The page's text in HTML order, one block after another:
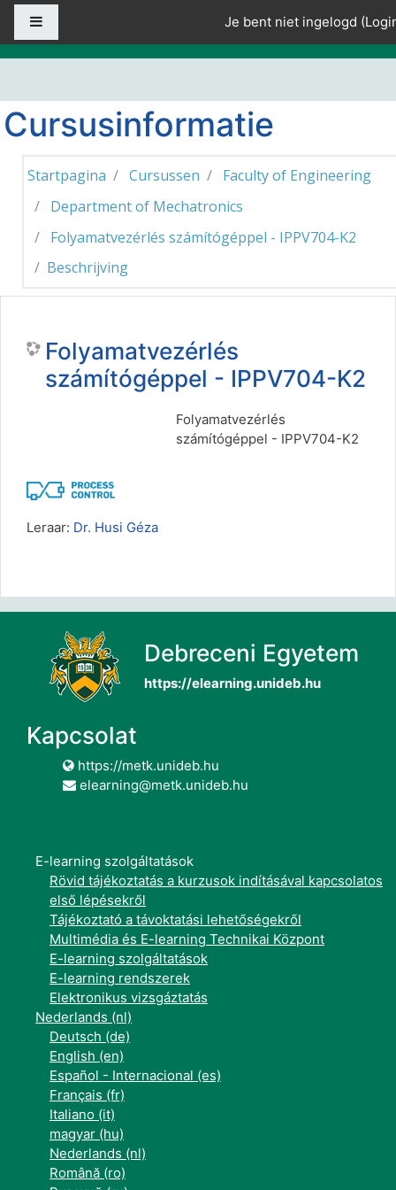
Ga naar hoofdinhoud
Je bent niet ingelogd (
Cursusinformatie
Startpagina Cursussen
Faculty of Engineering
Department of Mechatronics
Folyamatvezérlés számítógéppel - IPPV704-K2
Beschrijving
Folyamatvezérlés
számítógéppel - IPPV704-K2
Folyamatvezérlés
számítógéppel - IPPV704-K2
Leraar: Dr. Husi Géza
Debreceni Egyetem
https://elearning.unideb.hu
Kapcsolat
https://metk.unideb.hu
elearning@metk.unideb.hu
E-learning szolgáltatások
Rövid tájékoztatás a kurzusok indításával kapcsolatos
első lépésekről
Tájékoztató a távoktatási lehetőségekről
Multimédia és E-learning Technikai Központ
E-learning szolgáltatások
E-learning rendszerek
Elektronikus vizsgáztatás
Nederlands ‎(nl)‎
Deutsch ‎(de)‎
English ‎(en)‎
Español - Internacional ‎(es)‎
Français ‎(fr)‎
Italiano ‎(it)‎
magyar ‎(hu)‎
Nederlands ‎(nl)‎
Română ‎(ro)‎